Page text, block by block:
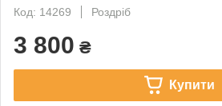
Код: 14269
Роздріб
3 800 ₴
Купити